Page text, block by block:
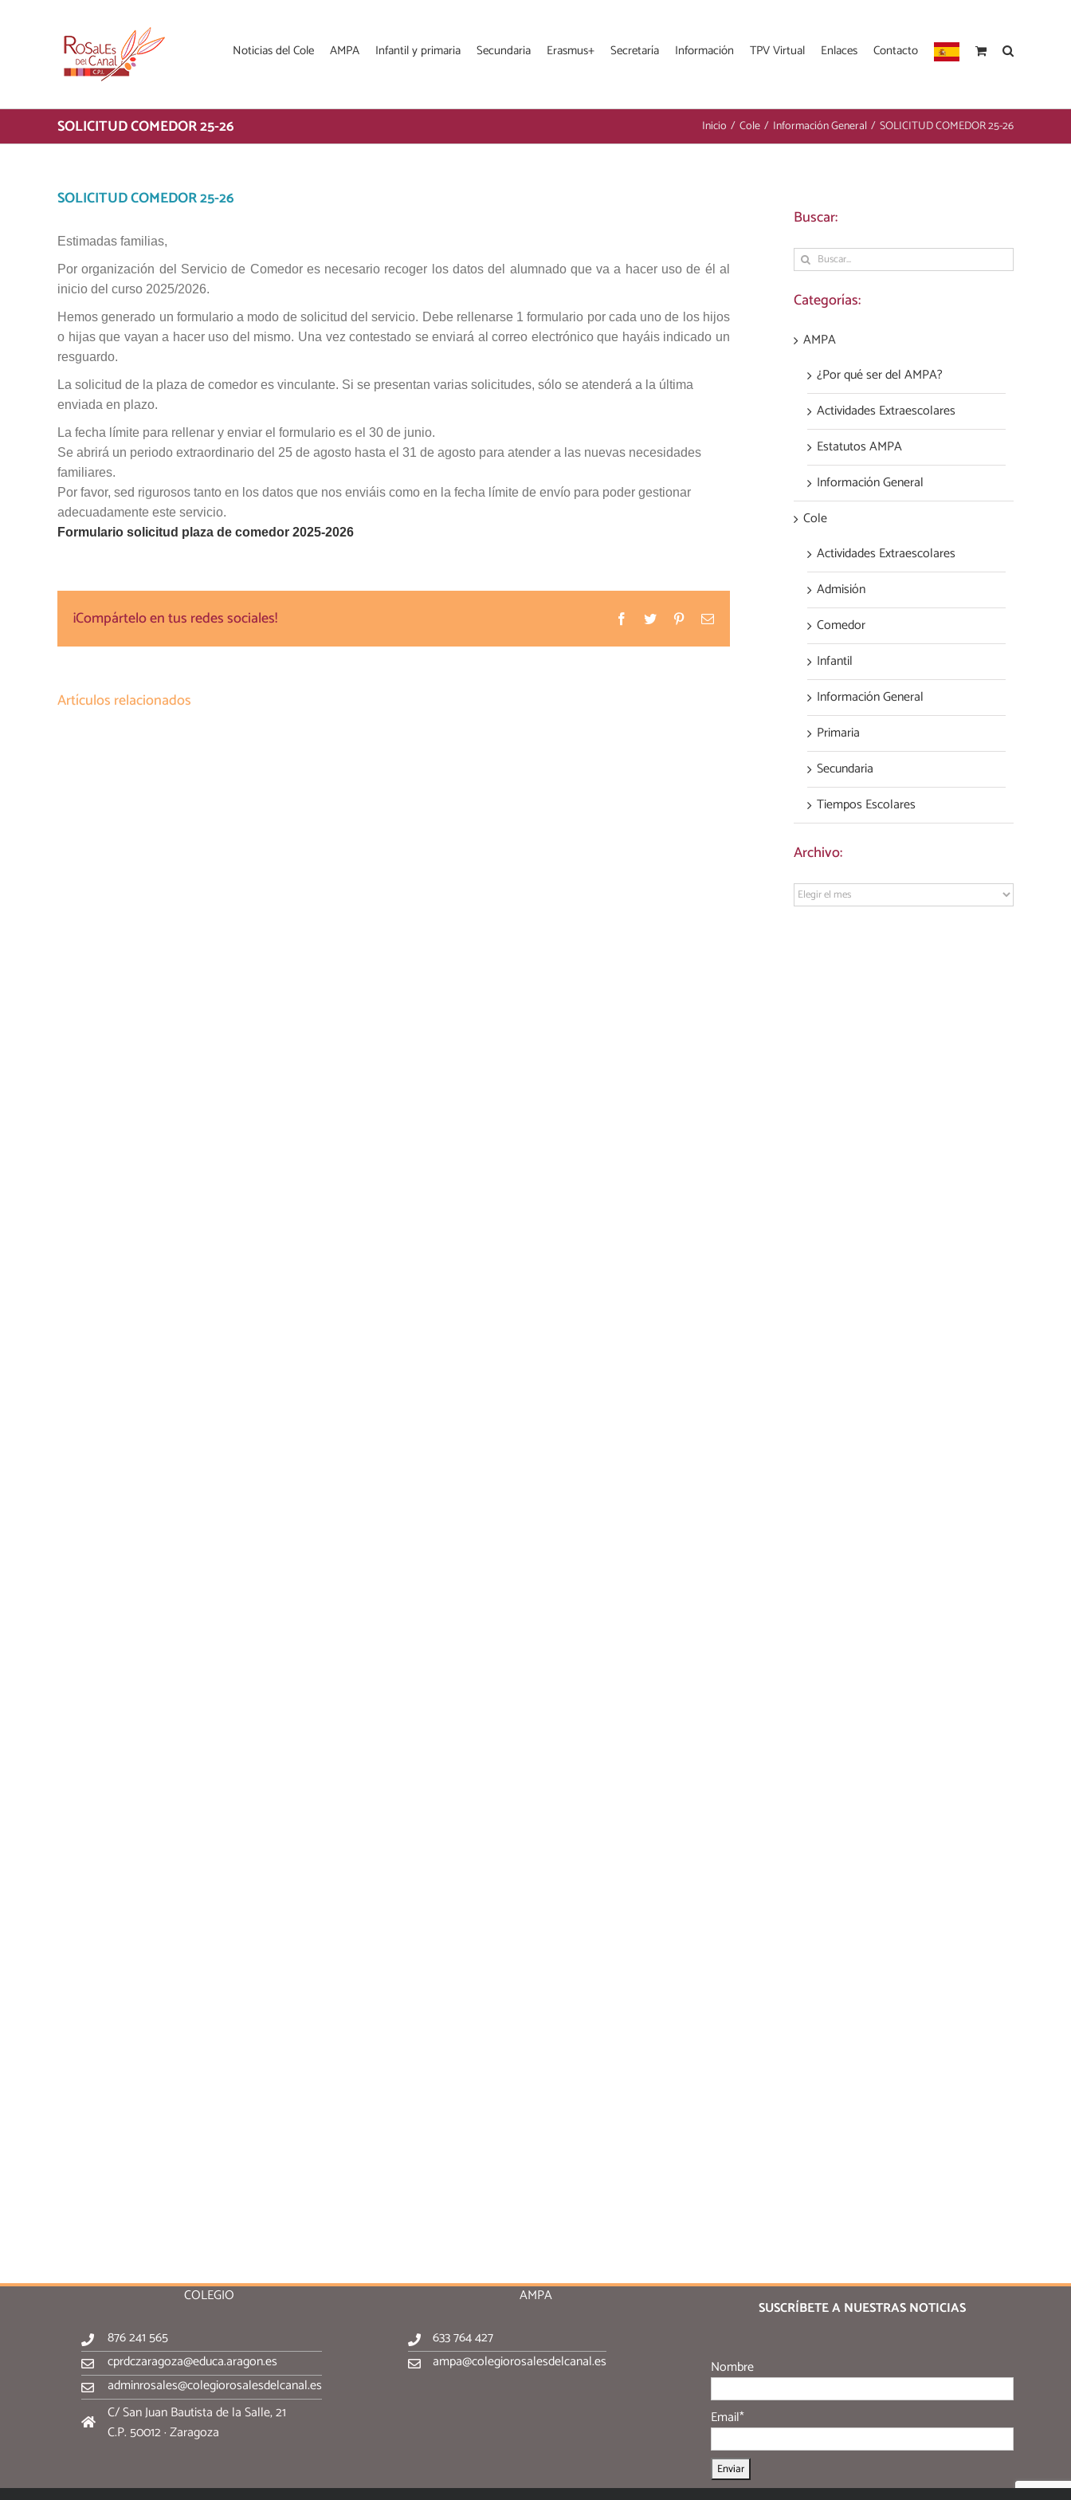
Noticias del Cole AMPA Infantil y primaria Secundaria Erasmus+ Secretaría Información TPV Virtual Enlaces Contacto
SOLICITUD COMEDOR 25-26 Inicio / Cole / Información General / SOLICITUD COMEDOR 25-26
SOLICITUD COMEDOR 25-26
Estimadas familias,
Por organización del Servicio de Comedor es necesario recoger los datos del alumnado que va a hacer uso de él al
inicio del curso 2025/2026.
Hemos generado un formulario a modo de solicitud del servicio. Debe rellenarse 1 formulario por cada uno de los hijos
o hijas que vayan a hacer uso del mismo. Una vez contestado se enviará al correo electrónico que hayáis indicado un
resguardo.
La solicitud de la plaza de comedor es vinculante. Si se presentan varias solicitudes, sólo se atenderá a la última
enviada en plazo.
La fecha límite para rellenar y enviar el formulario es el 30 de junio.
Se abrirá un periodo extraordinario del 25 de agosto hasta el 31 de agosto para atender a las nuevas necesidades
familiares.
Por favor, sed rigurosos tanto en los datos que nos enviáis como en la fecha límite de envío para poder gestionar
adecuadamente este servicio.
Formulario solicitud plaza de comedor 2025-2026
¡Compártelo en tus redes sociales! Facebook
Twitter PinterestCorreo
Artículos relacionados
Buscar:
Buscar:
Categorías:
AMPA
¿Por qué ser del AMPA?
Actividades Extraescolares
Estatutos AMPA
Información General
Cole
Actividades Extraescolares
Admisión
Comedor
Infantil
Información General
Primaria
Secundaria
Tiempos Escolares
Archivo:
Archivo:
COLEGIO
876 241 565
cprdczaragoza@educa.aragon.es
adminrosales@colegiorosalesdelcanal.es
C/ San Juan Bautista de la Salle, 21
C.P. 50012 · Zaragoza
AMPA
633 764 427
ampa@colegiorosalesdelcanal.es
SUSCRÍBETE A NUESTRAS NOTICIAS
Nombre
Email*